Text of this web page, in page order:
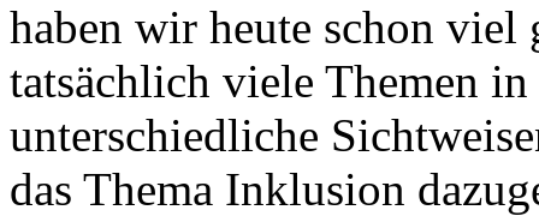
haben wir heute schon
tatsächlich viele Themen
unterschiedliche
das Thema Inklusion